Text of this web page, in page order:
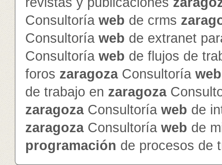
Consultoría web de crms
Consultoría web de extranet
Consultoría web de flujos de
foros zaragozaConsultoría web
de trabajo en zaragoza
zaragozaConsultoría web de
zaragozaConsultoría web de
programación de procesos de